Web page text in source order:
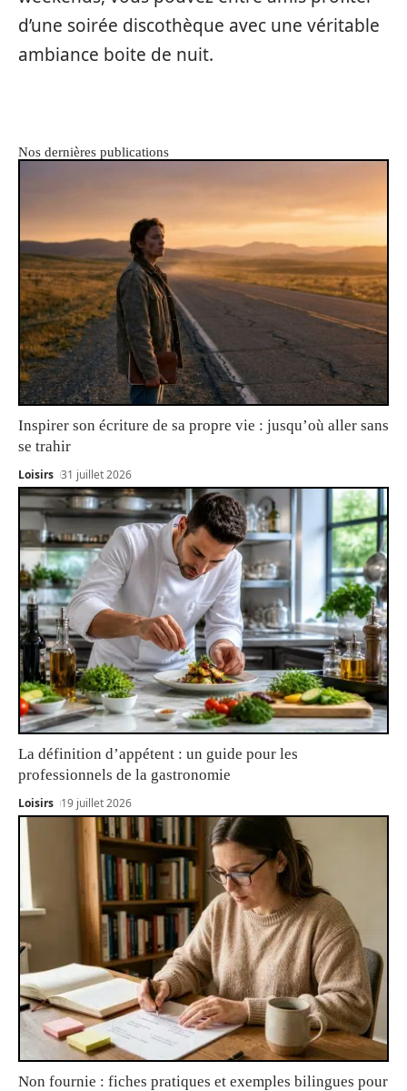
d’une soirée discothèque avec une véritable
ambiance boite de nuit.
Nos dernières publications
Inspirer son écriture de sa propre vie : jusqu’où aller sans
se trahir
Loisirs 31 juillet 2026
La définition d’appétent : un guide pour les
professionnels de la gastronomie
Loisirs 19 juillet 2026
Non fournie : fiches pratiques et exemples bilingues pour